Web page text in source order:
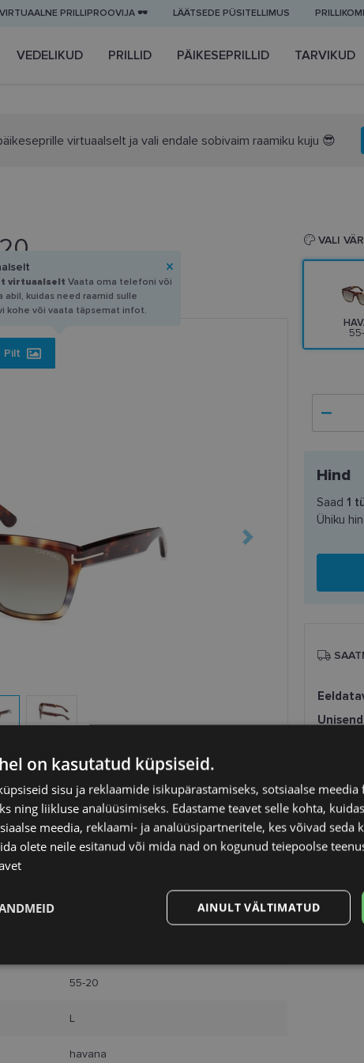
VIRTUAALNE PRILLIPROOVIJA 🕶️ LÄÄTSEDE PÜSITELLIMUS
VEDELIKUD PRILLID PÄIKESEPRILLID TARVIKUD
virtuaalselt ja vali endale sobivaim raamiku kuju 😎
Pilt
virtuaalselt Vaata oma telefoni või
abil, kuidas need raamid sulle
kohe või vaata täpsemat infot.
55-20
L
havana
VALI
Hind
Saad 1
Ühiku
Unisend
on kasutatud küpsiseid.
sisu ja reklaamide isikupärastamiseks, sotsiaalse
ning liikluse analüüsimiseks. Edastame teavet selle kohta,
meedia, reklaami- ja analüüsipartneritele, kes võivad seda
olete neile esitanud või mida nad on kogunud teiepoolse
AINULT VÄLTIMATUD